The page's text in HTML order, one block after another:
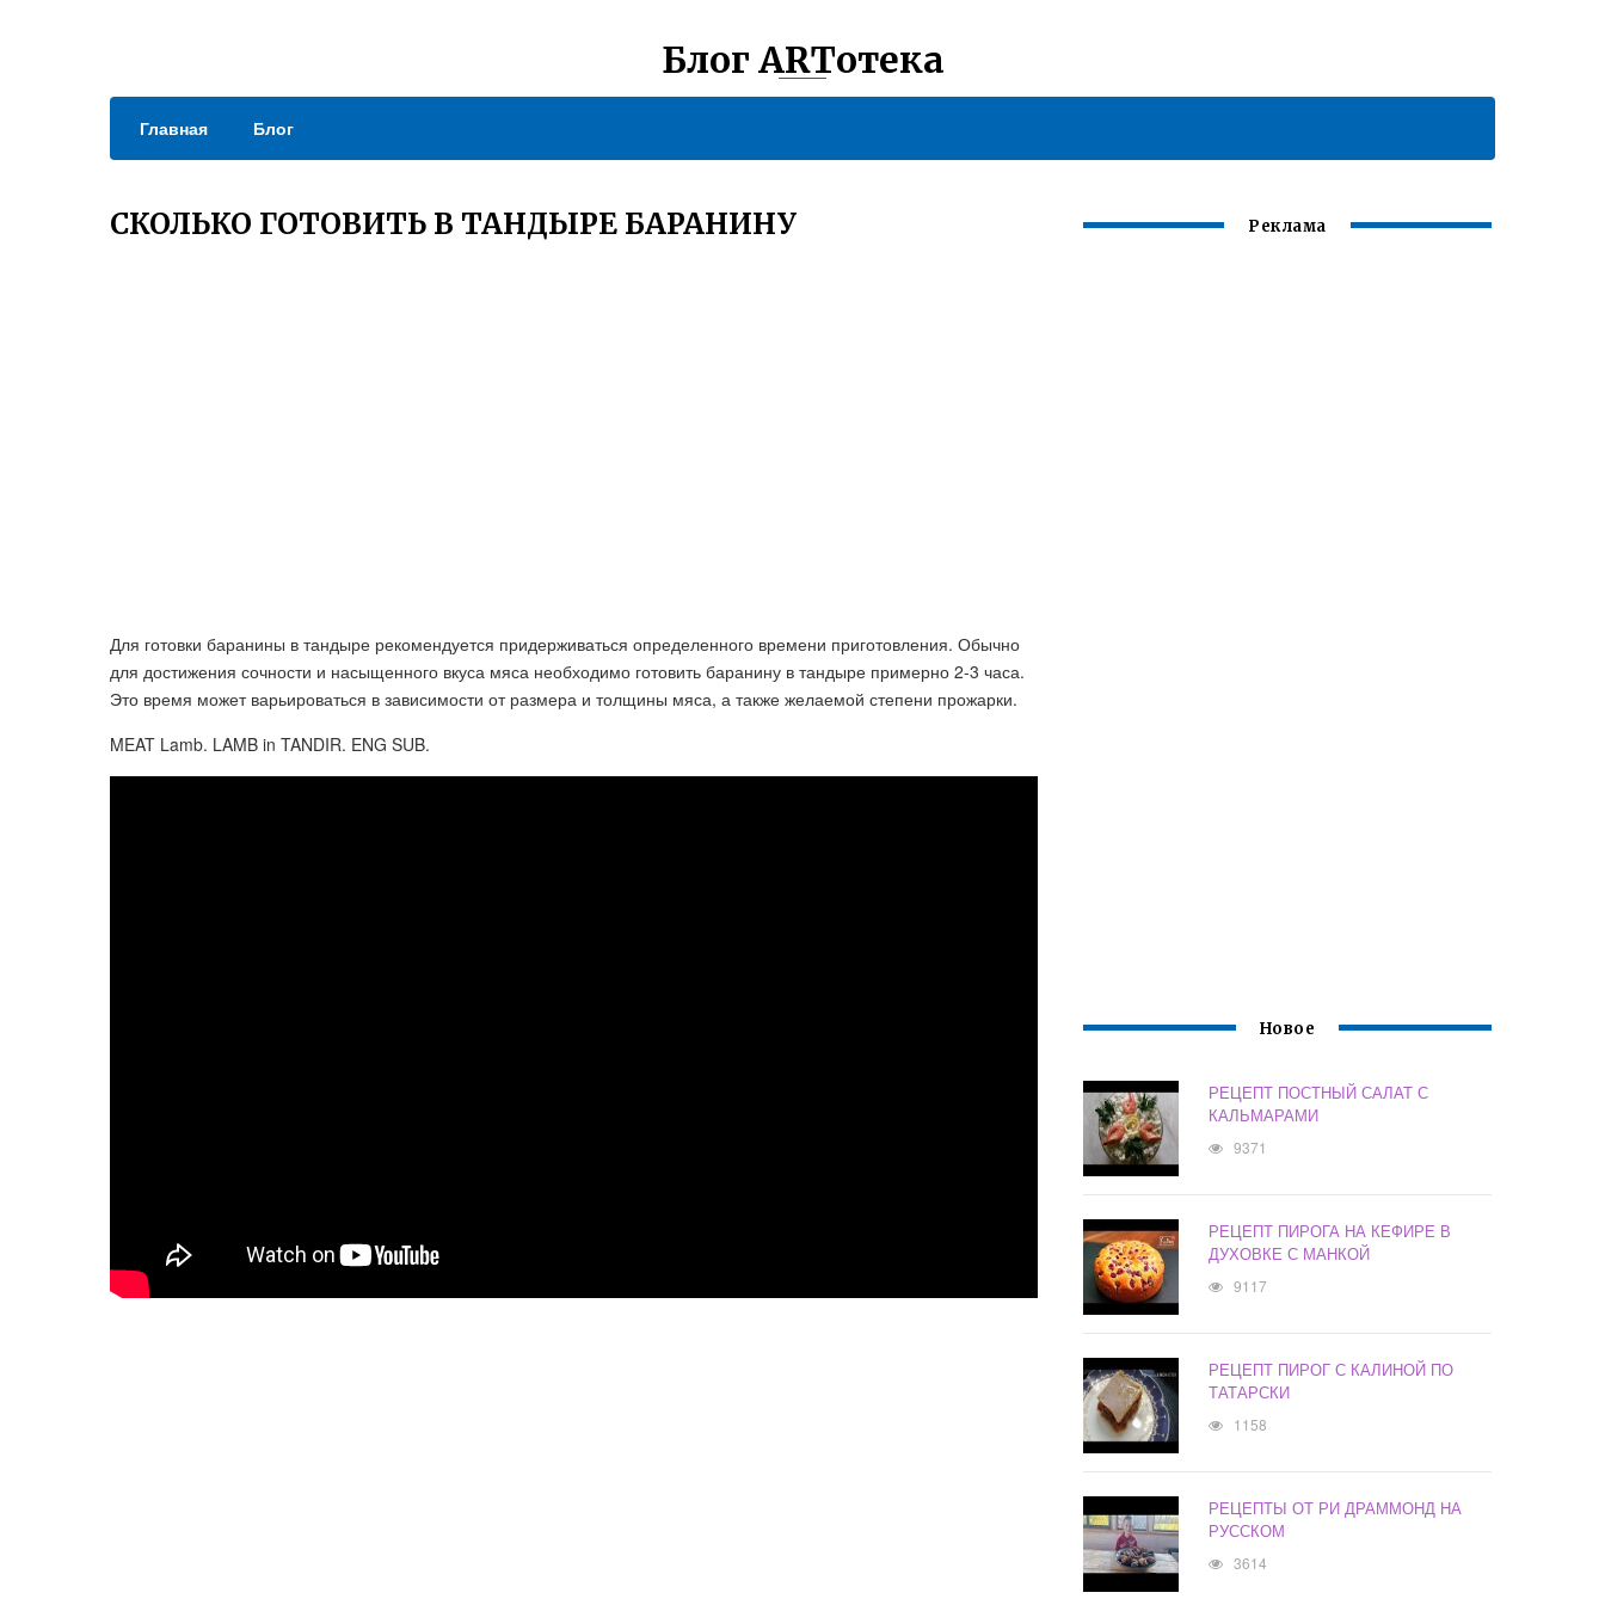
Блог ARTотека
Главная Блог
СКОЛЬКО ГОТОВИТЬ В ТАНДЫРЕ БАРАНИНУ
Для готовки баранины в тандыре рекомендуется придерживаться определенного времени приготовления. Обычно
для достижения сочности и насыщенного вкуса мяса необходимо готовить баранину в тандыре примерно 2-3 часа.
Это время может варьироваться в зависимости от размера и толщины мяса, а также желаемой степени прожарки.
MEAT Lamb. LAMB in TANDIR. ENG SUB.
Реклама
Новое
РЕЦЕПТ ПОСТНЫЙ САЛАТ С
КАЛЬМАРАМИ
9371
РЕЦЕПТ ПИРОГА НА КЕФИРЕ В
ДУХОВКЕ С МАНКОЙ
9117
РЕЦЕПТ ПИРОГ С КАЛИНОЙ ПО
ТАТАРСКИ
1158
РЕЦЕПТЫ ОТ РИ ДРАММОНД НА
РУССКОМ
3614